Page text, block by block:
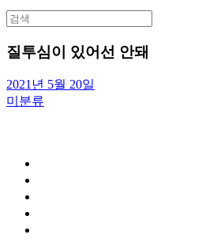
Search
for:
질투심이 있어선 안돼
2021년 5월 20일
미분류